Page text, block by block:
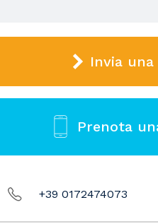
Invia
Prenota
+39 0172474073